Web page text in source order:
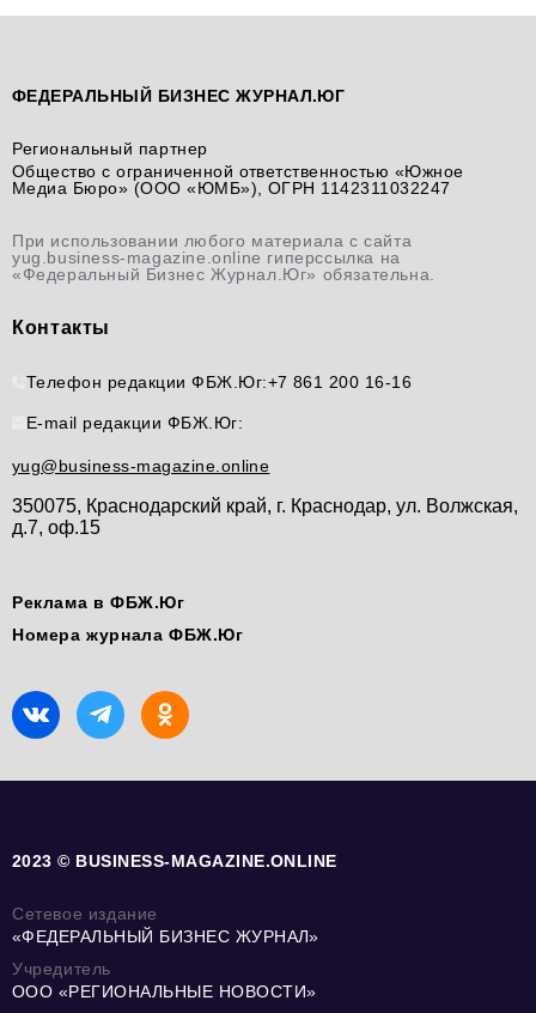
ФЕДЕРАЛЬНЫЙ БИЗНЕС ЖУРНАЛ.ЮГ
Региональный партнер
Общество с ограниченной ответственностью «Южное
Медиа Бюро» (ООО «ЮМБ»), ОГРН 1142311032247
При использовании любого материала с сайта
yug.business-magazine.online гиперссылка на
«Федеральный Бизнес Журнал.Юг» обязательна.
Контакты
Телефон редакции ФБЖ.Юг:+7 861 200 16-16
E-mail редакции ФБЖ.Юг:
yug@business-magazine.online
350075, Краснодарский край, г. Краснодар, ул. Волжская,
д.7, оф.15
Реклама в ФБЖ.Юг
Номера журнала ФБЖ.Юг
2023 © BUSINESS-MAGAZINE.ONLINE
Сетевое издание
«ФЕДЕРАЛЬНЫЙ БИЗНЕС ЖУРНАЛ»
Учредитель
ООО «РЕГИОНАЛЬНЫЕ НОВОСТИ»